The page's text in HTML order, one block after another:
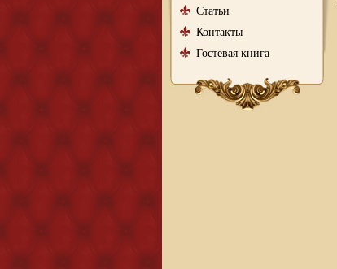
Статьи
Контакты
Гостевая книга